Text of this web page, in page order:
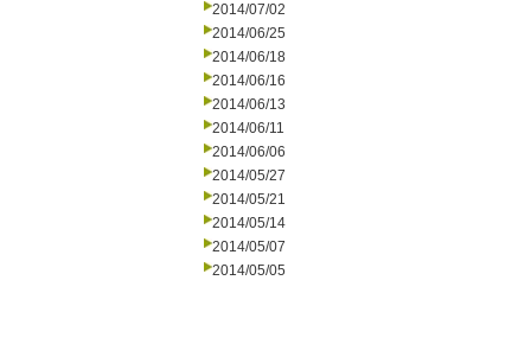
2014/07/02
2014/06/25
2014/06/18
2014/06/16
2014/06/13
2014/06/11
2014/06/06
2014/05/27
2014/05/21
2014/05/14
2014/05/07
2014/05/05